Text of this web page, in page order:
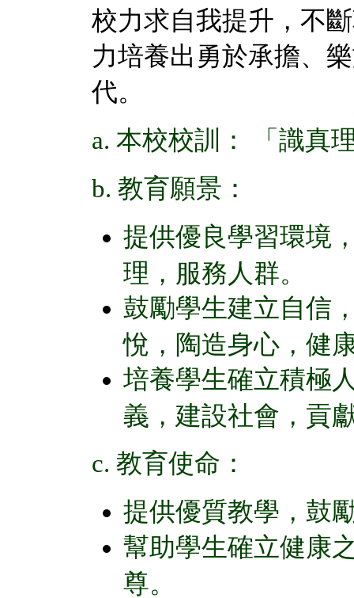
校力求自我提升，不
力培養出勇於承擔、
代。
a. 本校校訓： 「識真
b. 教育願景：
提供優良學習環境
理，服務人群。
鼓勵學生建立自信
悅，陶造身心，健
培養學生確立積極
義，建設社會，貢
c. 教育使命：
提供優質教學，鼓
幫助學生確立健康
尊。